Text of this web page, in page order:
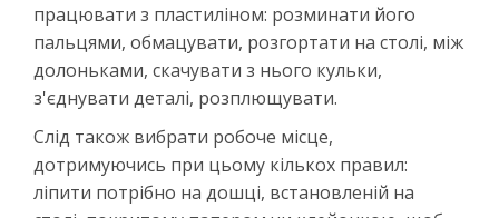
працювати з пластиліном: розминати його
пальцями, обмацувати, розгортати на столі, між
долоньками, скачувати з нього кульки,
з'єднувати деталі, розплющувати.
Слід також вибрати робоче місце,
дотримуючись при цьому кількох правил:
ліпити потрібно на дошці, встановленій на